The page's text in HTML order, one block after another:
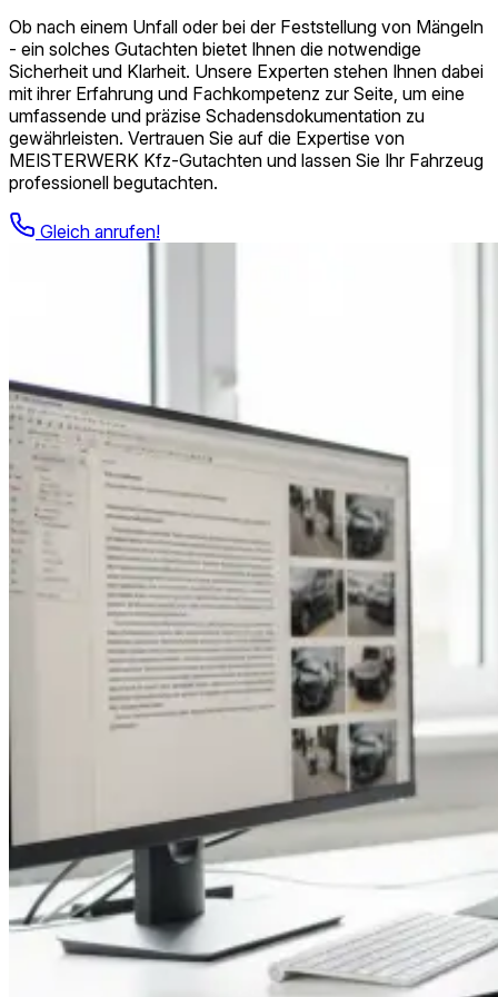
Ob nach einem Unfall oder bei der Feststellung von Mängeln
- ein solches Gutachten bietet Ihnen die notwendige
Sicherheit und Klarheit. Unsere Experten stehen Ihnen dabei
mit ihrer Erfahrung und Fachkompetenz zur Seite, um eine
umfassende und präzise Schadensdokumentation zu
gewährleisten. Vertrauen Sie auf die Expertise von
MEISTERWERK Kfz-Gutachten und lassen Sie Ihr Fahrzeug
professionell begutachten.
Gleich anrufen!